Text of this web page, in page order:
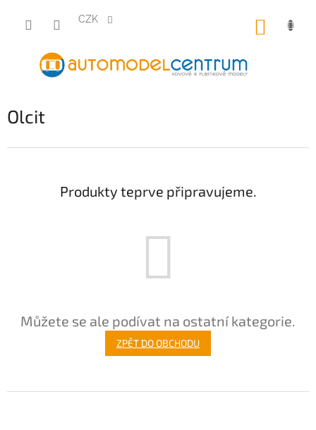
obsah
CZK
Olcit
Produkty teprve připravujeme.
Můžete se ale podívat na ostatní kategorie.
ZPĚT DO OBCHODU